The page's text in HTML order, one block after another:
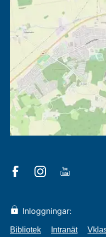
Inloggningar:
Bibliotek Intranät